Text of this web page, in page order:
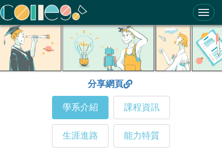
ColleGo! 大學選才與高中育才輔助系統
分享網頁
學系介紹 課程資訊
生涯進路 能力特質